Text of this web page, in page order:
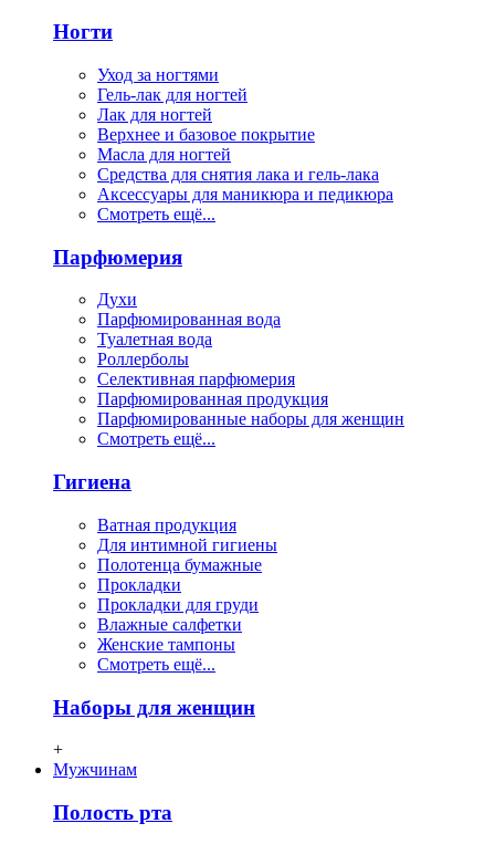
Ногти
Уход за ногтями
Гель-лак для ногтей
Лак для ногтей
Верхнее и базовое покрытие
Масла для ногтей
Средства для снятия лака и гель-лака
Аксессуары для маникюра и педикюра
Смотреть ещё...
Парфюмерия
Духи
Парфюмированная вода
Туалетная вода
Роллерболы
Селективная парфюмерия
Парфюмированная продукция
Парфюмированные наборы для женщин
Смотреть ещё...
Гигиена
Ватная продукция
Для интимной гигиены
Полотенца бумажные
Прокладки
Прокладки для груди
Влажные салфетки
Женские тампоны
Смотреть ещё...
Наборы для женщин
+
Мужчинам
Полость рта